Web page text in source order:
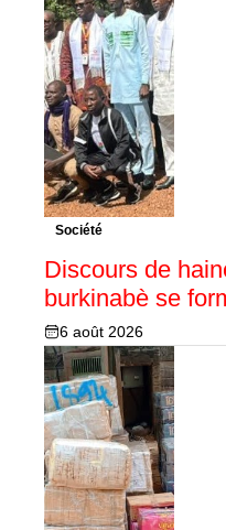
Société
Discours de
burkinabè se
6 août 2026